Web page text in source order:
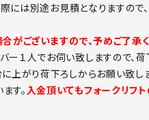
は別途お見積となりますので、
がございますので、予めご了承く
ー１人でお伺い致しますので、
上がり荷下ろしからお願い致し
す。入金頂いてもフォークリフ